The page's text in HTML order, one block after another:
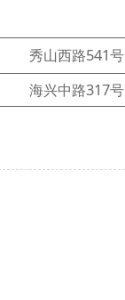
秀山西路541号
海兴中路317号